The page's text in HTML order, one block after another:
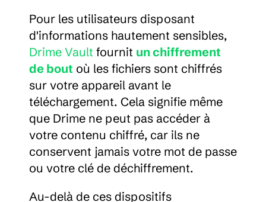
Pour les utilisateurs disposant
Drime Vault fournit un chiffrement
de bout où les fichiers sont chiffrés
sur votre appareil avant le
téléchargement. Cela signifie même
que Drime ne peut pas accéder à
votre contenu chiffré, car ils ne
conservent jamais votre mot de passe
ou votre clé de déchiffrement.
Au-delà de ces dispositifs